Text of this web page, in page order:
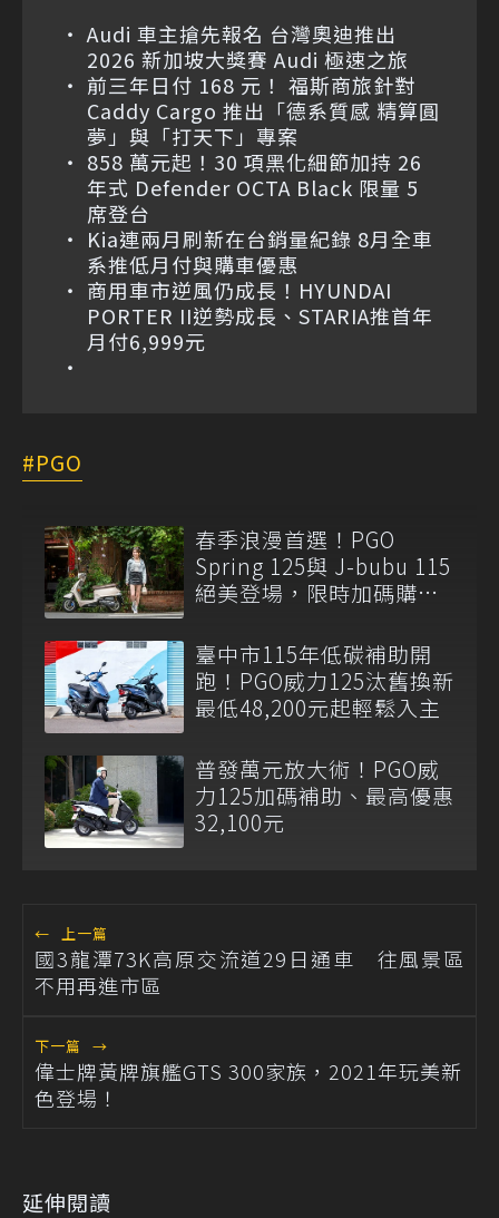
Audi 車主搶先報名 台灣奧迪推出
2026 新加坡大獎賽 Audi 極速之旅
前三年日付 168 元！ 福斯商旅針對
Caddy Cargo 推出「德系質感 精算圓
夢」與「打天下」專案
858 萬元起！30 項黑化細節加持 26
年式 Defender OCTA Black 限量 5
席登台
Kia連兩月刷新在台銷量紀錄 8月全車
系推低月付與購車優惠
商用車市逆風仍成長！HYUNDAI
PORTER II逆勢成長、STARIA推首年
月付6,999元
PGO
春季浪漫首選！PGO
Spring 125與 J-bubu 115
絕美登場，限時加碼購車
臺中市115年低碳補助開
跑！PGO威力125汰舊換新
最低48,200元起輕鬆入主
普發萬元放大術！PGO威
力125加碼補助、最高優惠
32,100元
← 上一篇
國3龍潭73K高原交流道29日通車 往風景區
不用再進市區
下一篇 →
偉士牌黃牌旗艦GTS 300家族，2021年玩美新
色登場！
延伸閱讀